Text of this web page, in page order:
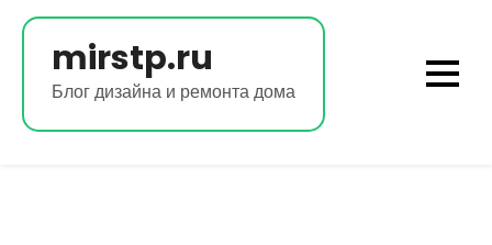
Перейти
содержимомуmirstp.ru
Блог дизайна и ремонта дома